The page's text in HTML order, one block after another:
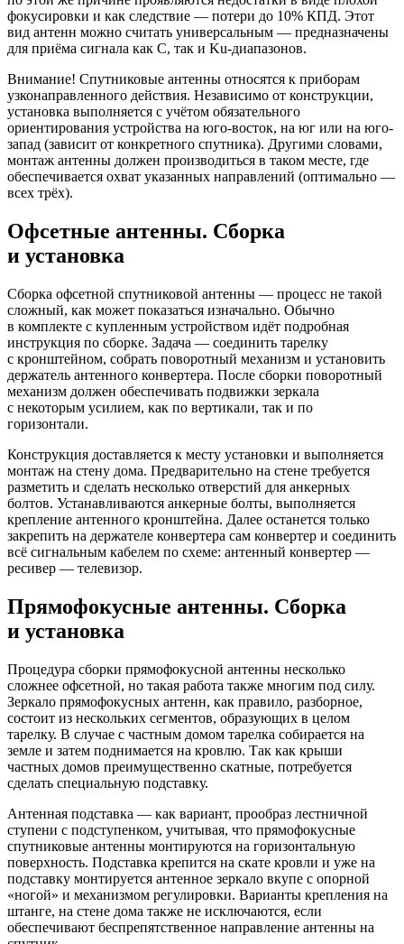
фокусировки и как следствие — потери до 10% КПД. Этот
вид антенн можно считать универсальным — предназначены
для приёма сигнала как С, так и Ku-диапазонов.
Внимание! Спутниковые антенны относятся к приборам
узконаправленного действия. Независимо от конструкции,
установка выполняется с учётом обязательного
ориентирования устройства на юго-восток, на юг или на юго-
запад (зависит от конкретного спутника). Другими словами,
монтаж антенны должен производиться в таком месте, где
обеспечивается охват указанных направлений (оптимально —
всех трёх).
Офсетные антенны. Сборка
и установка
Сборка офсетной спутниковой антенны — процесс не такой
сложный, как может показаться изначально. Обычно
в комплекте с купленным устройством идёт подробная
инструкция по сборке. Задача — соединить тарелку
с кронштейном, собрать поворотный механизм и установить
держатель антенного конвертера. После сборки поворотный
механизм должен обеспечивать подвижки зеркала
с некоторым усилием, как по вертикали, так и по
горизонтали.
Конструкция доставляется к месту установки и выполняется
монтаж на стену дома. Предварительно на стене требуется
разметить и сделать несколько отверстий для анкерных
болтов. Устанавливаются анкерные болты, выполняется
крепление антенного кронштейна. Далее останется только
закрепить на держателе конвертера сам конвертер и соединить
всё сигнальным кабелем по схеме: антенный конвертер —
ресивер — телевизор.
Прямофокусные антенны. Сборка
и установка
Процедура сборки прямофокусной антенны несколько
сложнее офсетной, но такая работа также многим под силу.
Зеркало прямофокусных антенн, как правило, разборное,
состоит из нескольких сегментов, образующих в целом
тарелку. В случае с частным домом тарелка собирается на
земле и затем поднимается на кровлю. Так как крыши
частных домов преимущественно скатные, потребуется
сделать специальную подставку.
Антенная подставка — как вариант, прообраз лестничной
ступени с подступенком, учитывая, что прямофокусные
спутниковые антенны монтируются на горизонтальную
поверхность. Подставка крепится на скате кровли и уже на
подставку монтируется антенное зеркало вкупе с опорной
«ногой» и механизмом регулировки. Варианты крепления на
штанге, на стене дома также не исключаются, если
обеспечивают беспрепятственное направление антенны на